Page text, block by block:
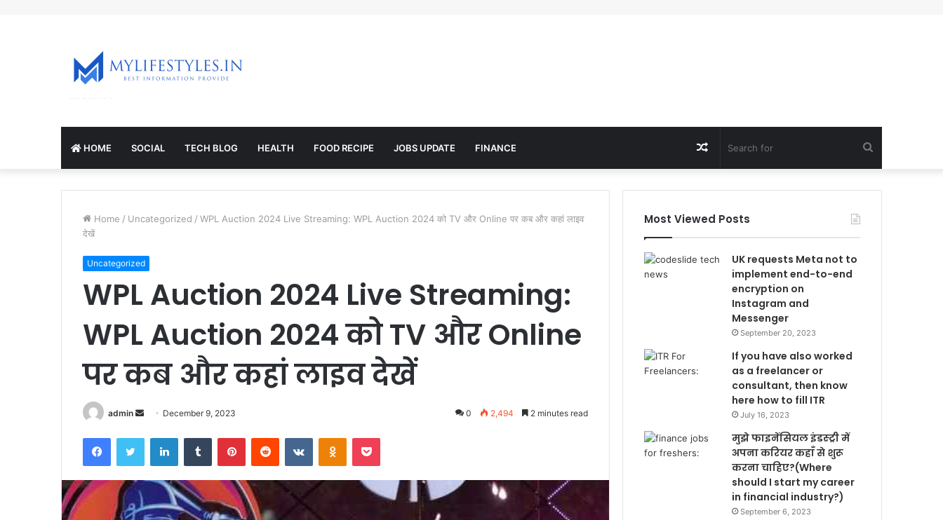
HOME SOCIAL TECH BLOG HEALTH FOOD RECIPE JOBS UPDATE FINANCE
for
Random
Article
Home / Uncategorized / WPL Auction 2024 Live Streaming: WPL Auction 2024 को TV और Online पर कब और कहां लाइव
देखें
Uncategorized
WPL Auction 2024 Live Streaming:
WPL Auction 2024 को TV और Online
पर कब और कहां लाइव देखें
admin
Send
email
December 9, 2023 0 2,494 2 minutes read
FacebookTwitter LinkedInTumblr PinterestReddit VKontakteOdnoklassniki
Pocket
Most Viewed Posts
UK requests Meta not to
implement end-to-end
encryption on
Instagram and
Messenger
September 20, 2023
If you have also worked
as a freelancer or
consultant, then know
here how to fill ITR
July 16, 2023
मुझे फाइनेंसियल इंडस्ट्री में
अपना करियर कहाँ से शुरू
करना चाहिए?(Where
should I start my career
in financial industry?)
September 6, 2023